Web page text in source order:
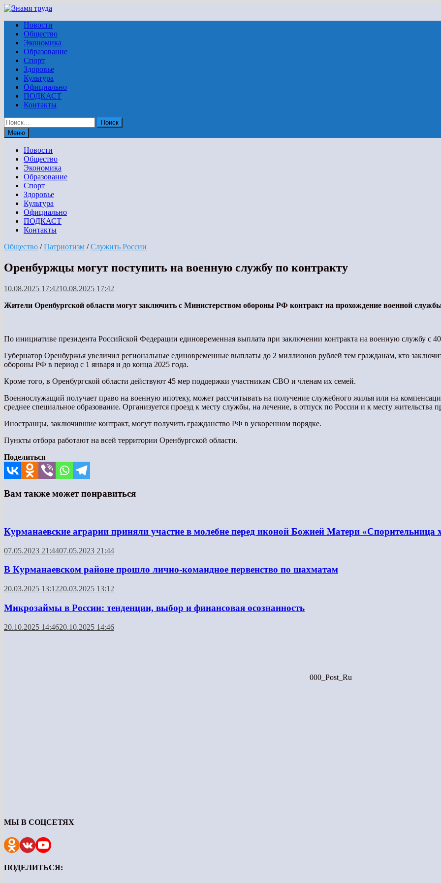
Перейти
содержимому
Новости
Общество
Экономика
Образование
Спорт
Здоровье
Культура
Официально
ПОДКАСТ
Контакты
Найти:
Меню
Новости
Общество
Экономика
Образование
Спорт
Здоровье
Культура
Официально
ПОДКАСТ
Контакты
Общество /Патриотизм /Служить России
Оренбуржцы могут поступить на военную службу по контракту
10.08.2025 17:4210.08.2025 17:42
Жители Оренбургской области могут заключить с Министерством обороны РФ контракт на прохождение военной
По инициативе президента Российской Федерации единовременная выплата при заключении контракта на военную службу с
Губернатор Оренбуржья увеличил региональные единовременные выплаты до 2 миллионов рублей тем гражданам, кто
обороны РФ в период с 1 января и до конца 2025 года.
Кроме того, в Оренбургской области действуют 45 мер поддержки участникам СВО и членам их семей.
Военнослужащий получает право на военную ипотеку, может рассчитывать на получение служебного жилья или на
среднее специальное образование. Организуется проезд к месту службы, на лечение, в отпуск по России и к месту жительства
Иностранцы, заключившие контракт, могут получить гражданство РФ в ускоренном порядке.
Пункты отбора работают на всей территории Оренбургской области.
Поделиться
Вам также может понравиться
Курманаевские аграрии приняли участие в молебне перед иконой Божией Матери «Спорительница
07.05.2023 21:4407.05.2023 21:44
В Курманаевском районе прошло лично-командное первенство по шахматам
20.03.2025 13:1220.03.2025 13:12
Микрозаймы в России: тенденции, выбор и финансовая осознанность
20.10.2025 14:4620.10.2025 14:46
000_Post_Ru
МЫ В СОЦСЕТЯХ
ПОДЕЛИТЬСЯ: